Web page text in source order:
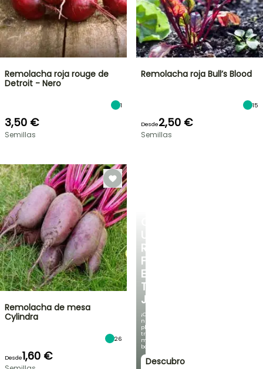
UN
RINCÓN
FRESCO
EN
TU
JARDÍN
¡Con
nuestras
plantas
trepadoras
más
bonitas!
Descubro
Remolacha roja rouge de
Detroit - Nero
1
3,50 €
Semillas
Remolacha roja Bull’s Blood
15
Desde2,50 €
Semillas
Remolacha de mesa
Cylindra
26
Desde1,60 €